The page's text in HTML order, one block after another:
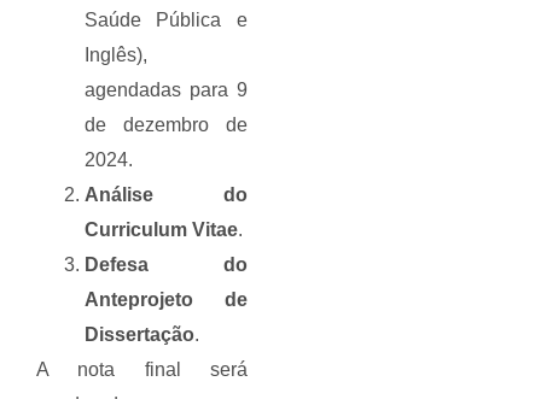
Saúde Pública e
Inglês),
agendadas para 9
de dezembro de
2024.
Análise do
Curriculum Vitae.
Defesa do
Anteprojeto de
Dissertação.
A nota final será